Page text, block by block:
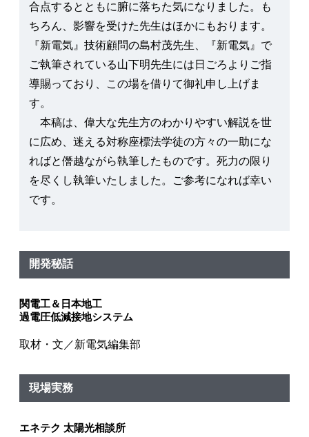
合点するとともに腑に落ちた気になりました。も
ちろん、影響を受けた先生はほかにもおります。
『新電気』技術顧問の島村茂先生、『新電気』で
ご執筆されている山下明先生には日ごろよりご指
導賜っており、この場を借りて御礼申し上げま
す。
本稿は、偉大な先生方のわかりやすい解説を世
に広め、迷える対称座標法学徒の方々の一助にな
ればと僭越ながら執筆したものです。死力の限り
を尽くし執筆いたしました。ご参考になれば幸い
です。
開発秘話
関電工＆日本地工
過電圧低減接地システム
取材・文／新電気編集部
現場実務
エネテク 太陽光相談所